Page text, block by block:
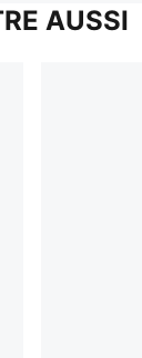
AUSSI